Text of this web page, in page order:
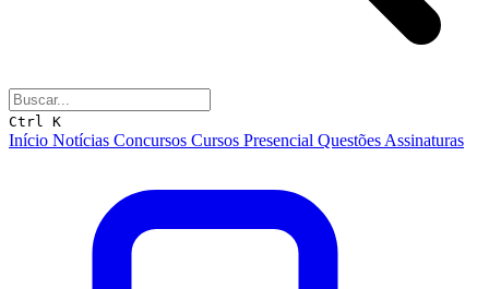
Ctrl K
Início Notícias Concursos Cursos Presencial Questões Assinaturas